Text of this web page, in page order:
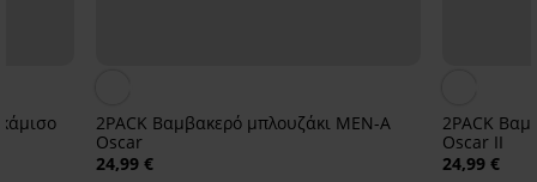
2PACK Βαμβακερό μπλουζάκι MEN-A
Oscar
24,99 €
2PACK
Oscar ΙΙ
24,99 €